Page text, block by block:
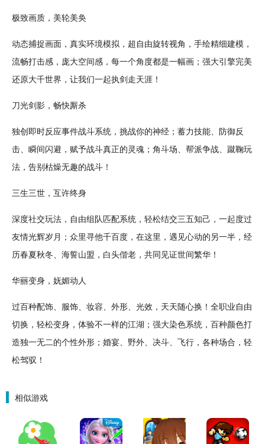
极致画质，美轮美奂
动态捕捉画面，真实环境模拟 ，超自由旋转视角， 手绘精细建模 ，
流畅打击感，庞大空间感，每一个角度都是一幅画；强大引擎完美
还原大千世界，让我们一起执剑走天涯！
刀光剑影，畅快厮杀
独创即时反应事件战斗系统， 挑战你的神经；蓄力技能、防御反
击、瞬间闪避，赋予战斗真正的灵魂；角斗场、帮派争战、蹴鞠玩
法，告别枯燥无趣的战斗！
三生三世，互许终身
深度社交玩法，自由组队匹配系统，轻松结交三五知己，一起度过
友情光辉岁月；众里寻他千百度，在这里，遇见心动的另一半，经
历春夏秋冬、海誓山盟，白头偕老，共同见证世间繁华！
华丽变身 ，妩媚动人
过百种配饰、服饰、妆容、外形、光效， 天天随心换！全职业自由
切换，轻松变身，体验不一样的江湖；强大染色系统，百种颜色打
造独一无二的个性外形；婚宴、野外、决斗、 飞行 ，各种场合，轻
松驾驭！
相似游戏